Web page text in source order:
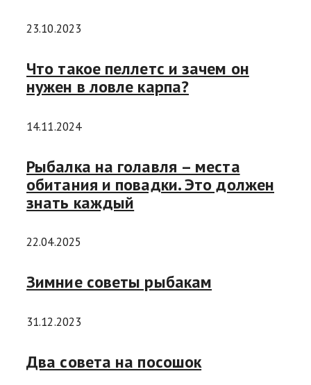
23.10.2023
Что такое пеллетс и зачем он
нужен в ловле карпа?
14.11.2024
Рыбалка на голавля – места
обитания и повадки. Это должен
знать каждый
22.04.2025
Зимние советы рыбакам
31.12.2023
Два совета на посошок